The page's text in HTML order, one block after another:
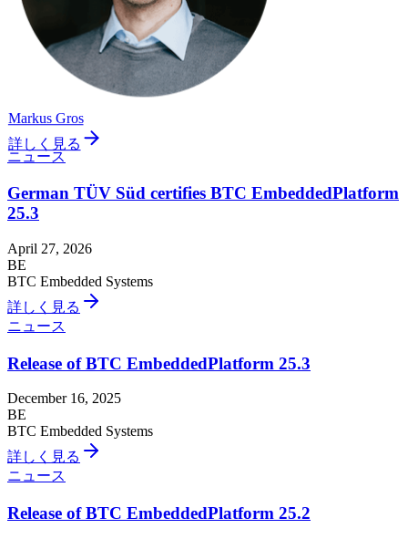
Markus Gros
詳しく見る
ニュース
German TÜV Süd certifies BTC EmbeddedPlatform
25.3
April 27, 2026
BE
BTC Embedded Systems
詳しく見る
ニュース
Release of BTC EmbeddedPlatform 25.3
December 16, 2025
BE
BTC Embedded Systems
詳しく見る
ニュース
Release of BTC EmbeddedPlatform 25.2